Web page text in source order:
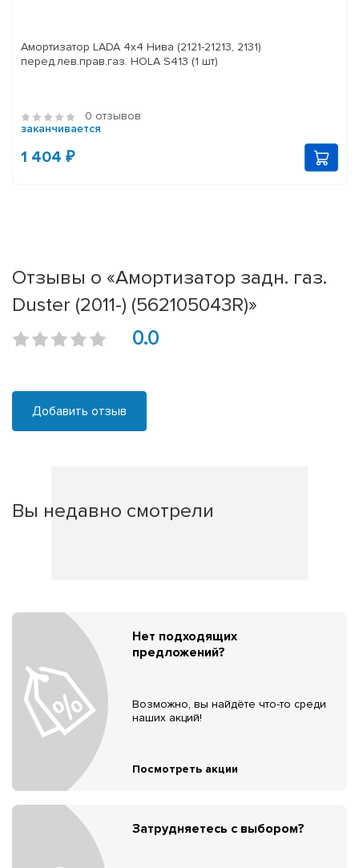
Амортизатор LADA 4x4 Нива (2121-21213, 2131)
перед.лев.прав.газ. HOLA S413 (1 шт)
0 отзывов
заканчивается
1 404 ₽
Отзывы о «Амортизатор задн. газ.
Duster (2011-) (562105043R)»
0.0
Добавить отзыв
Вы недавно смотрели
Нет подходящих
предложений?
Возможно, вы найдёте что-то среди
наших акций!
Посмотреть акции
Затрудняетесь с выбором?